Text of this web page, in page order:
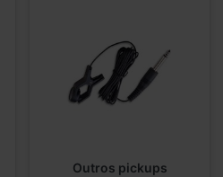
Outros pickups